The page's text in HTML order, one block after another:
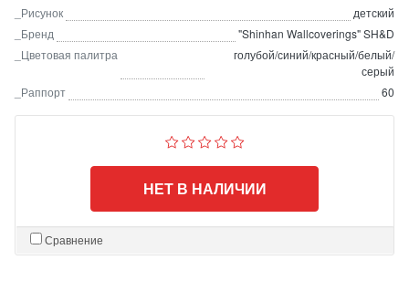
_Рисунок
детский
_Бренд
"Shinhan Wallcoverings" SH&D
_Цветовая палитра
голубой/синий/красный/белый/
серый
_Раппорт
60
НЕТ В НАЛИЧИИ
Сравнение